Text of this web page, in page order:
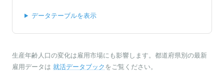
データテーブルを表示
生産年齢人口の変化は雇用市場にも影響します。都道府県別の最新
雇用データは 就活データブック をご覧ください。